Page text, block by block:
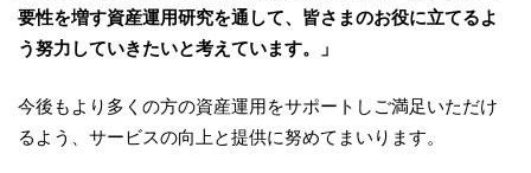
要性を増す資産運用研究を通して、皆さまのお役に立てるよ
う努力していきたいと考えています。」
今後もより多くの方の資産運用をサポートしご満足いただけ
るよう、サービスの向上と提供に努めてまいります。